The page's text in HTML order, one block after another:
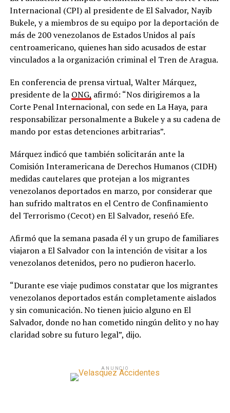
Internacional (CPI) al presidente de El Salvador, Nayib
Bukele, y a miembros de su equipo por la deportación de
más de 200 venezolanos de Estados Unidos al país
centroamericano, quienes han sido acusados de estar
vinculados a la organización criminal el Tren de Aragua.
En conferencia de prensa virtual, Walter Márquez,
presidente de la ONG, afirmó: “Nos dirigiremos a la
Corte Penal Internacional, con sede en La Haya, para
responsabilizar personalmente a Bukele y a su cadena de
mando por estas detenciones arbitrarias”.
Márquez indicó que también solicitarán ante la
Comisión Interamericana de Derechos Humanos (CIDH)
medidas cautelares que protejan a los migrantes
venezolanos deportados en marzo, por considerar que
han sufrido maltratos en el Centro de Confinamiento
del Terrorismo (Cecot) en El Salvador, reseñó Efe.
Afirmó que la semana pasada él y un grupo de familiares
viajaron a El Salvador con la intención de visitar a los
venezolanos detenidos, pero no pudieron hacerlo.
“Durante ese viaje pudimos constatar que los migrantes
venezolanos deportados están completamente aislados
y sin comunicación. No tienen juicio alguno en El
Salvador, donde no han cometido ningún delito y no hay
claridad sobre su futuro legal”, dijo.
ANUNCIO